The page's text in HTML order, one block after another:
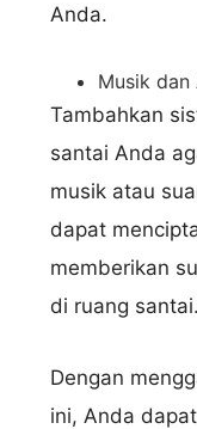
Anda.
Musik dan
Tambahkan
santai Anda
musik atau
dapat
memberikan
di ruang santai.
Dengan
ini, Anda